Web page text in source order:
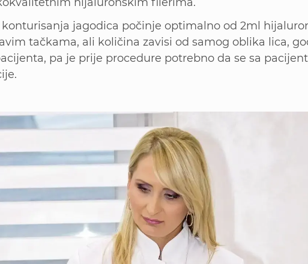
jagodica počinje optimalno od 2ml
tačkama, ali količina zavisi od samog oblika lica,
pa je prije procedure potrebno da se sa